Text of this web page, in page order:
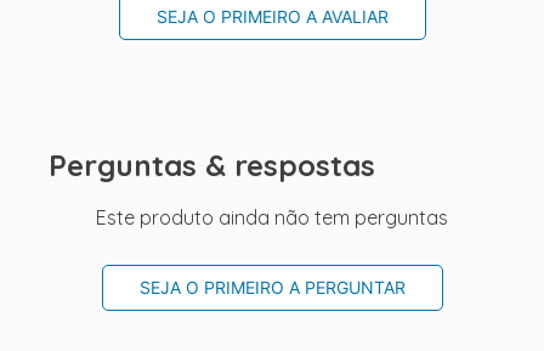
SEJA O PRIMEIRO A AVALIAR
Perguntas & respostas
Este produto ainda não tem perguntas
SEJA O PRIMEIRO A PERGUNTAR